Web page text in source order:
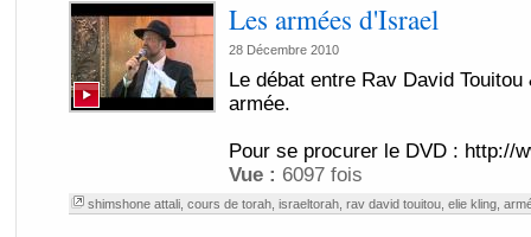
Les armées d'Israel
28 Décembre 2010
Le débat entre Rav David
armée.
Pour se procurer le DVD : http://
Vue : 6097 fois
shimshone attali, cours de torah, israeltorah, rav david touitou, elie kling,